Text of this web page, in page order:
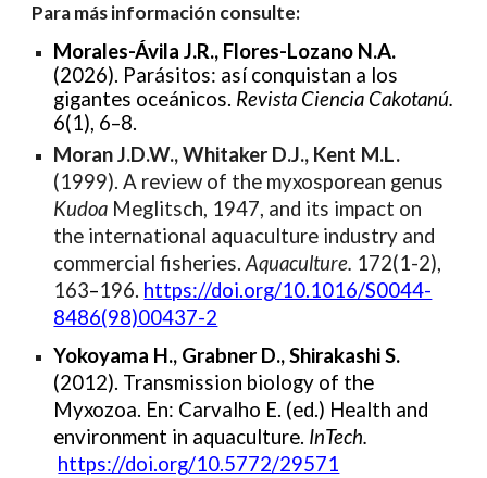
Para más información consulte:
Morales-Ávila J.R., Flores-Lozano N.A.
(2026). Parásitos: así conquistan a los
gigantes oceánicos. Revista Ciencia Cakotanú.
6(1), 6–8.
Moran J.D.W., Whitaker D.J., Kent M.L.
(1999). A review of the myxosporean genus
Kudoa Meglitsch, 1947, and its impact on
the international aquaculture industry and
commercial fisheries.Aquaculture. 172(1-2),
163–196. https://doi.org/10.1016/S0044-
8486(98)00437-2
Yokoyama H., Grabner D., Shirakashi S.
(2012). Transmission biology of the
Myxozoa. En: Carvalho E. (ed.) Health and
environment in aquaculture. InTech.
https://doi.org/10.5772/29571